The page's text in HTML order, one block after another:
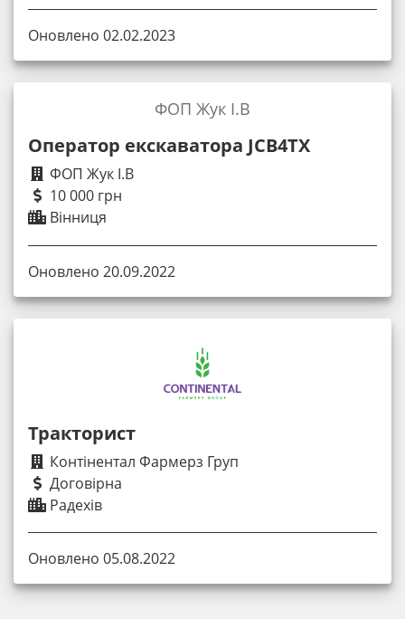
Оновлено 02.02.2023
Оператор екскаватора JCB4TX
ФОП Жук І.В
10 000 грн
Вінниця
ФОП Жук І.В
Оновлено 20.09.2022
Тракторист
Контінентал Фармерз Груп
Договірна
Радехів
Оновлено 05.08.2022